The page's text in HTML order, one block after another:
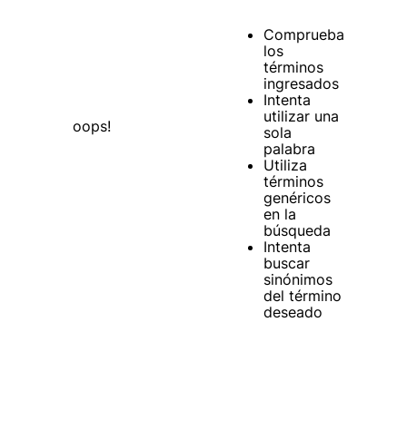
oops!
Comprueba
los
términos
ingresados
Intenta
utilizar una
sola
palabra
Utiliza
términos
genéricos
en la
búsqueda
Intenta
buscar
sinónimos
del término
deseado